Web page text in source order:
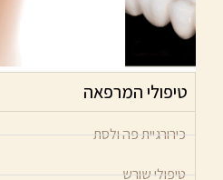
טיפולי המרפאה
כירורגיית פה ולסת
טיפולי שורש